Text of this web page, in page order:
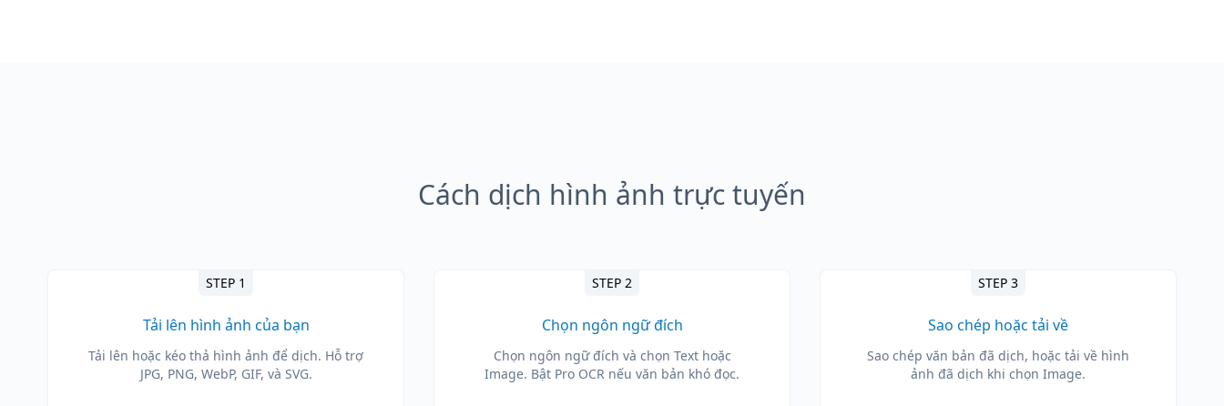
Cách dịch hình ảnh trực tuyến
STEP 1
Tải lên hình ảnh của bạn
Tải lên hoặc kéo thả hình ảnh để dịch. Hỗ trợ
JPG, PNG, WebP, GIF, và SVG.
STEP 2
Chọn ngôn ngữ đích
Chọn ngôn ngữ đích và chọn Text hoặc
Image. Bật Pro OCR nếu văn bản khó đọc.
STEP 3
Sao chép hoặc tải về
Sao chép văn bản đã dịch, hoặc tải về hình
ảnh đã dịch khi chọn Image.